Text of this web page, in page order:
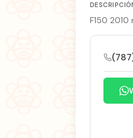
F150